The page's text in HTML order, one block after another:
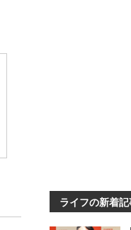
ライフの新着記